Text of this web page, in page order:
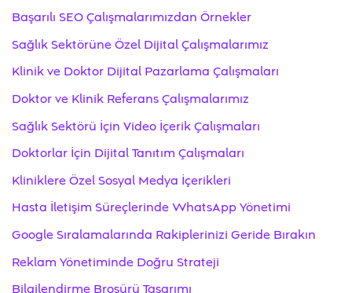
Başarılı SEO Çalışmalarımızdan Örnekler
Sağlık Sektörüne Özel Dijital Çalışmalarımız
Klinik ve Doktor Dijital Pazarlama Çalışmaları
Doktor ve Klinik Referans Çalışmalarımız
Sağlık Sektörü İçin Video İçerik Çalışmaları
Doktorlar İçin Dijital Tanıtım Çalışmaları
Kliniklere Özel Sosyal Medya İçerikleri
Hasta İletişim Süreçlerinde WhatsApp Yönetimi
Google Sıralamalarında Rakiplerinizi Geride Bırakın
Reklam Yönetiminde Doğru Strateji
Bilgilendirme Broşürü Tasarımı